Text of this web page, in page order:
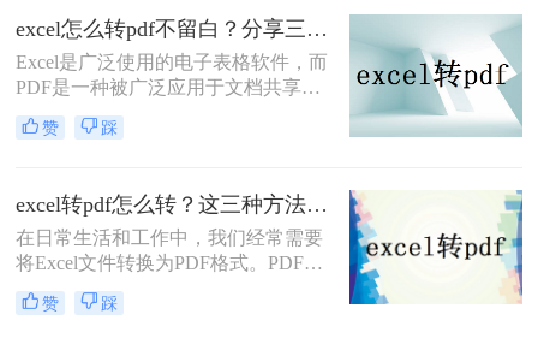
时保持原格式。
excel怎么转pdf不留白？分享三个简单而有效的方法！
Excel是广泛使用的电子表格软件，而
PDF是一种被广泛应用于文档共享和
打印的格式。所以，很多人都在寻找
将Excel文件转换成PDF文件的方法。
况。那么excel怎么转pdf不留白呢？在
本文中，我们将向您介绍三个简单而
有效的方法，让您能够快速将Excel文
件转换成PDF文件，而且不会出现任
何留白。
赞 踩
excel转pdf怎么转？这三种方法很好用！
在日常生活和工作中，我们经常需要
将Excel文件转换为PDF格式。PDF格
式的文件具有跨平台、跨设备的特
点，能够确保文档在不同环境下的一
赞 踩